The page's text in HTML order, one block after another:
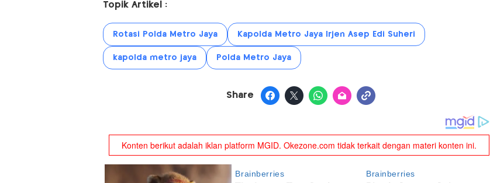
Topik Artikel :
Rotasi Polda Metro Jaya Kapolda Metro Jaya Irjen Asep Edi Suheri
kapolda metro jaya Polda Metro Jaya
Share